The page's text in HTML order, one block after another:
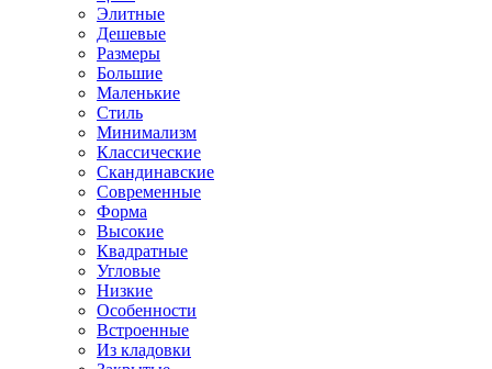
Элитные
Дешевые
Размеры
Большие
Маленькие
Стиль
Минимализм
Классические
Скандинавские
Современные
Форма
Высокие
Квадратные
Угловые
Низкие
Особенности
Встроенные
Из кладовки